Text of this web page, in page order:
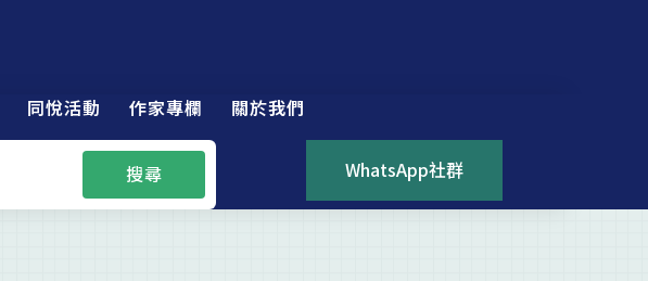
同悅活動 作家專欄 關於我們
搜尋 WhatsApp社群